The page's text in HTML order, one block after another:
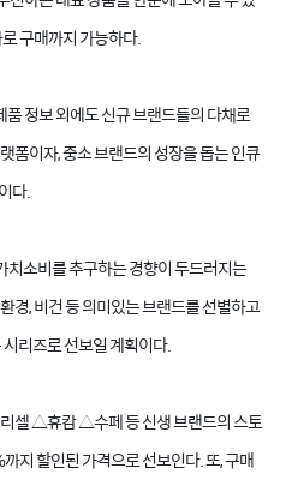
구매까지 가능하다.
품 정보 외에도 신규 브랜드들의 다채로
폼이자, 중소 브랜드의 성장을 돕는 인큐
다.
치소비를 추구하는 경향이 두드러지는
경, 비건 등 의미있는 브랜드를 선별하고
시리즈로 선보일 계획이다.
셀 △휴캄 △수페 등 신생 브랜드의 스토
지 할인된 가격으로 선보인다. 또, 구매